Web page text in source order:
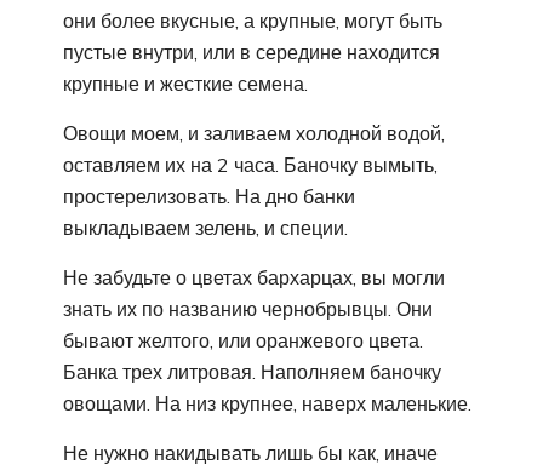
они более вкусные, а крупные, могут быть
пустые внутри, или в середине находится
крупные и жесткие семена.
Овощи моем, и заливаем холодной водой,
оставляем их на 2 часа. Баночку вымыть,
простерелизовать. На дно банки
выкладываем зелень, и специи.
Не забудьте о цветах бархарцах, вы могли
знать их по названию чернобрывцы. Они
бывают желтого, или оранжевого цвета.
Банка трех литровая. Наполняем баночку
овощами. На низ крупнее, наверх маленькие.
Не нужно накидывать лишь бы как, иначе